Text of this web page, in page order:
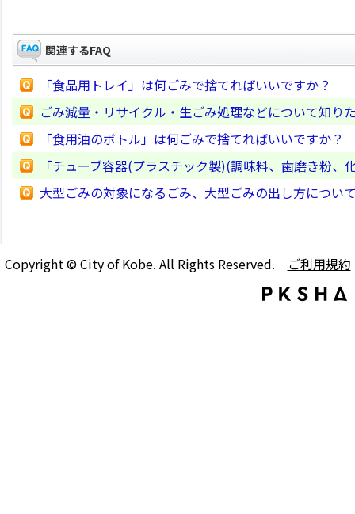
関連するFAQ
「食品用トレイ」は何ごみで捨てればいいですか？
ごみ減量・リサイクル・生ごみ処理などについて知り
「食用油のボトル」は何ごみで捨てればいいですか？
「チューブ容器(プラスチック製)(調味料、歯磨き粉
大型ごみの対象になるごみ、大型ごみの出し方につい
Copyright © City of Kobe. All Rights Reserved. ご利用規約